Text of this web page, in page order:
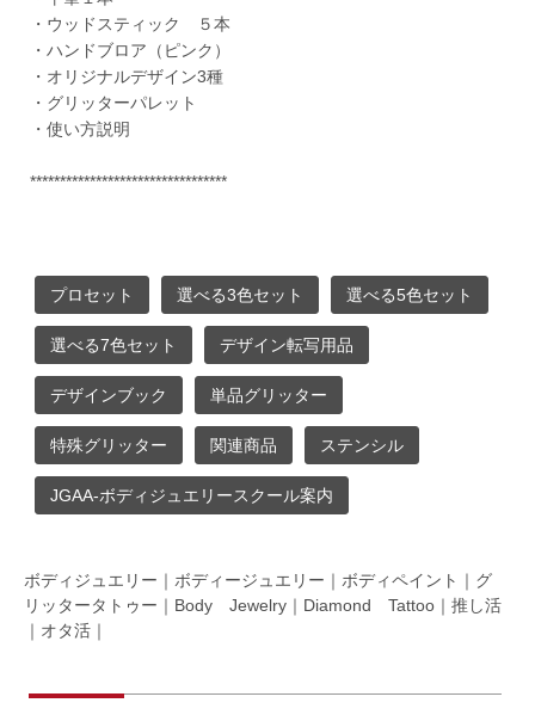
・ウッドスティック ５本
・ハンドブロア（ピンク）
・オリジナルデザイン3種
・グリッターパレット
・使い方説明
*********************************
プロセット 選べる3色セット 選べる5色セット
選べる7色セット デザイン転写用品
デザインブック 単品グリッター
特殊グリッター 関連商品 ステンシル
JGAA-ボディジュエリースクール案内
ボディジュエリー｜ボディージュエリー｜ボディペイント｜グ
リッタータトゥー｜Body Jewelry｜Diamond Tattoo｜推し活
｜オタ活｜